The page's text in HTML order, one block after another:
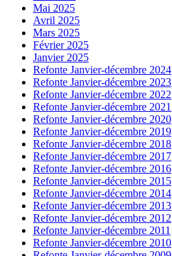
Mai 2025
Avril 2025
Mars 2025
Février 2025
Janvier 2025
Refonte Janvier-décembre 2024
Refonte Janvier-décembre 2023
Refonte Janvier-décembre 2022
Refonte Janvier-décembre 2021
Refonte Janvier-décembre 2020
Refonte Janvier-décembre 2019
Refonte Janvier-décembre 2018
Refonte Janvier-décembre 2017
Refonte Janvier-décembre 2016
Refonte Janvier-décembre 2015
Refonte Janvier-décembre 2014
Refonte Janvier-décembre 2013
Refonte Janvier-décembre 2012
Refonte Janvier-décembre 2011
Refonte Janvier-décembre 2010